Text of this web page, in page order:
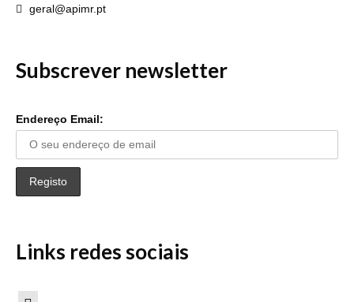
geral@apimr.pt
Subscrever newsletter
Endereço Email:
Links redes sociais